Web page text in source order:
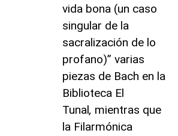
vida bona (un caso
singular de la
sacralización de lo
profano)” varias
piezas de Bach en la
Biblioteca El
Tunal, mientras que
la Filarmónica